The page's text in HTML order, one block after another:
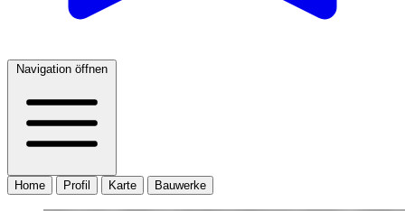
Navigation öffnen
Home Profil Karte Bauwerke